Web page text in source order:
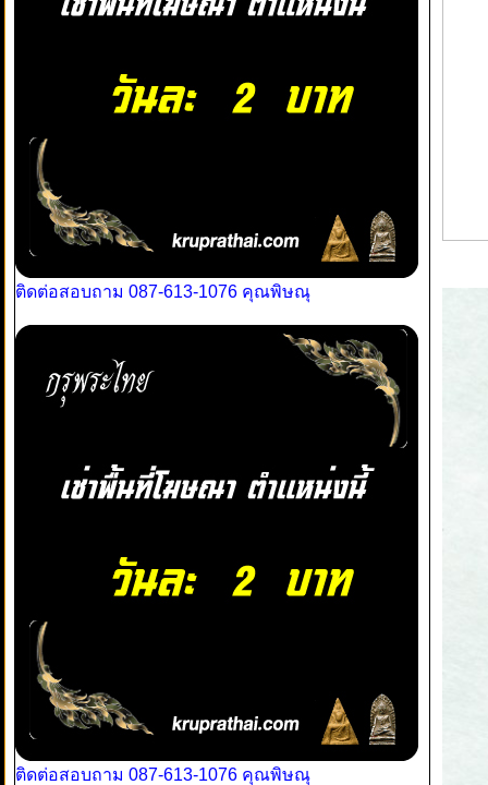
ติดต่อสอบถาม 087-613-1076 คุณพิษณุ
ติดต่อสอบถาม 087-613-1076 คุณพิษณุ